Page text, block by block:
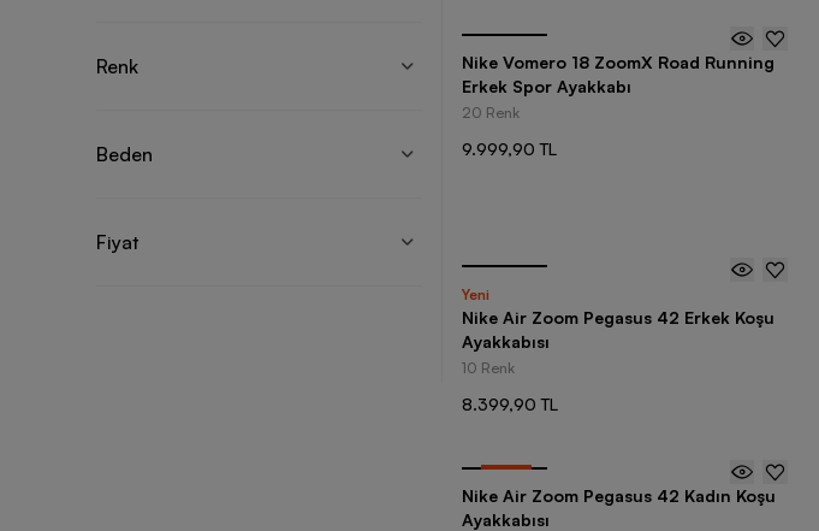
Renk
Beden
Fiyat
Nike Vomero 18 ZoomX Road Running
Erkek Spor Ayakkabı
20 Renk
9.999,90 TL
Yeni
Nike Air Zoom Pegasus 42 Erkek Koşu
Ayakkabısı
10 Renk
8.399,90 TL
Nike Air Zoom Pegasus 42 Kadın Koşu
Ayakkabısı